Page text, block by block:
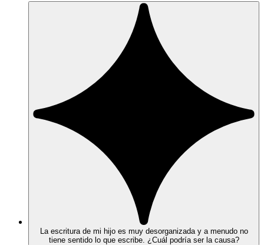
La escritura de mi hijo es muy desorganizada y a menudo no
tiene sentido lo que escribe. ¿Cuál podría ser la causa?